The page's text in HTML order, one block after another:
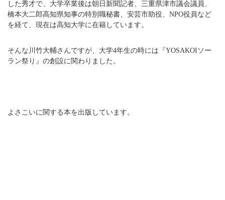
した秀才で、大学卒業後は朝日新聞記者、三重県津市議会議員、
橋本大二郎高知県知事の特別職秘書、安芸市助役、NPO役員など
を経て、現在は高知大学に在籍しています。
そんな川竹大輔さんですが、大学4年生の時には『YOSAKOIソー
ラン祭り』の創設に関わりました。
よさこいに関する本を出版しています。